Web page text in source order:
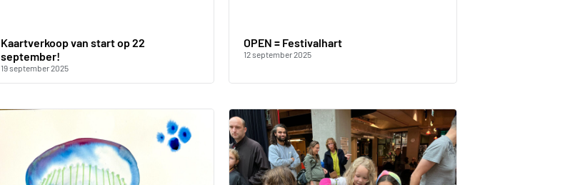
Kaartverkoop van start op 22
september!
19 september 2025
OPEN = Festivalhart
12 september 2025